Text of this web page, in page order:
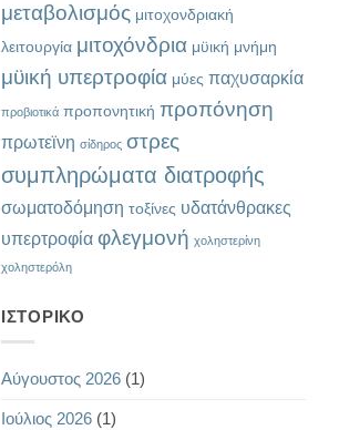
μεταβολισμός μιτοχονδριακή
λειτουργία μιτοχόνδρια μϋική μνήμη
μϋική υπερτροφία μύες παχυσαρκία
προβιοτικά προπονητική προπόνηση
πρωτεϊνη σίδηρος στρες
συμπληρώματα διατροφής
σωματοδόμηση τοξίνες υδατάνθρακες
υπερτροφία φλεγμονή χοληστερίνη
χοληστερόλη
ΙΣΤΟΡΙΚΌ
Αύγουστος 2026 (1)
Ιούλιος 2026 (1)